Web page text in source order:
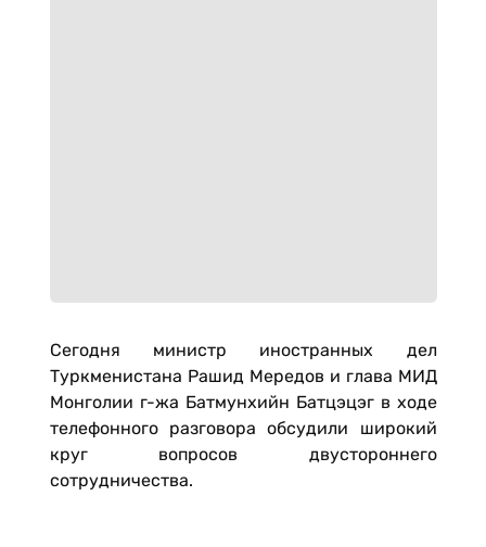
Сегодня министр иностранных дел
Туркменистана Рашид Мередов и глава МИД
Монголии г-жа Батмунхийн Батцэцэг в ходе
телефонного разговора обсудили широкий
круг вопросов двустороннего
сотрудничества.